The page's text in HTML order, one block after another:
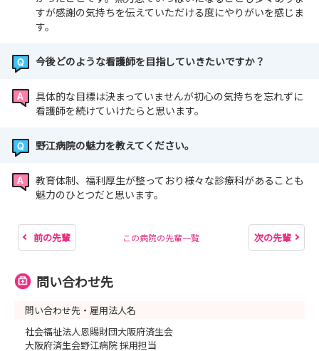
すが感謝の気持ちを伝えていただける度にやりがいを感じま
す。
今後どのような看護師を目指していきたいですか？
具体的な目標は決まっていませんが初心の気持ちを忘れずに
看護師を続けていけたらと思います。
野江病院の魅力を教えてください。
教育体制、福利厚生が整っており様々な診療科があることも
魅力のひとつだと思います。
前の先輩 この病院の先輩一覧 次の先輩
問い合わせ先
問い合わせ先・雇用法人名
社会福祉法人恩賜財団大阪府済生会
大阪府済生会野江病院 採用担当